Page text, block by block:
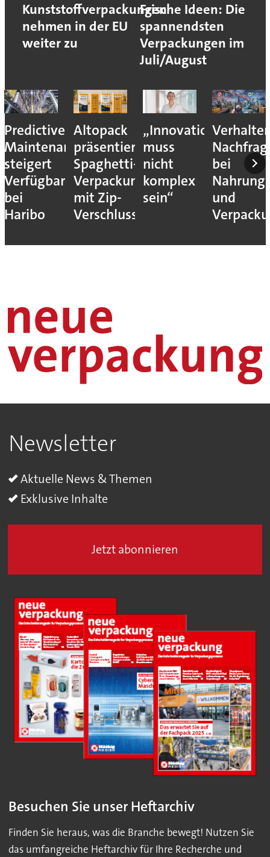
Kunststoffverpackungen
nehmen in der EU
weiter zu
Frische Ideen: Die
spannendsten
Verpackungen im
Juli/August
Predictive
Maintenance
steigert
Verfügbarkeit
bei
Haribo
Altopack
präsentiert
Spaghetti-
Verpackung
mit Zip-
Verschluss
„Innovation
muss
nicht
komplex
sein“
bei
und
Newsletter
Aktuelle News & Themen
Exklusive Inhalte
Jetzt abonnieren
Besuchen Sie unser Heftarchiv
Finden Sie heraus, was die Branche bewegt! Nutzen Sie
das umfangreiche Heftarchiv für Ihre Recherche und